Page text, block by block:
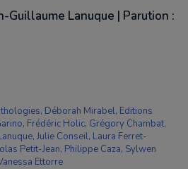
Guillaume Lanuque | Parution :
, Déborah Mirabel, Editions
, Frédéric Holic, Grégory Chambat,
, Julie Conseil, Laura Ferret-
Petit-Jean, Philippe Caza, Sylwen
Ettorre